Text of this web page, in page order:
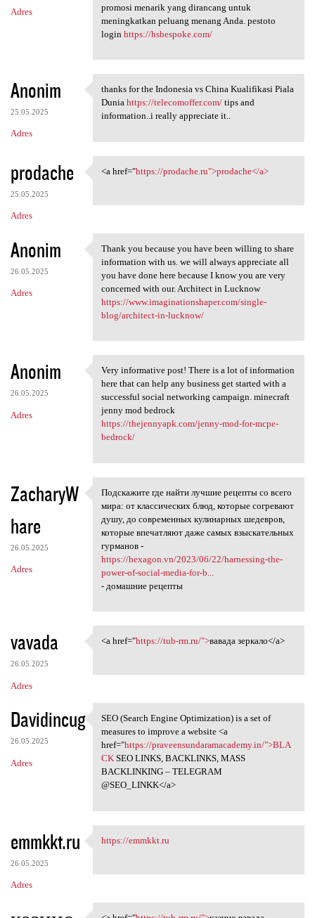
Adres
promosi menarik yang dirancang untuk
meningkatkan peluang menang Anda. pestoto
login https://hsbespoke.com/
Anonim
25.05.2025
Adres
thanks for the Indonesia vs
thanks for the Indonesia vs China Kualifikasi Piala
Dunia https://telecomoffer.com/tips and
information..i really appreciate it..
prodache
25.05.2025
Adres
<a href="https://prodache.ru"
<a href="https://prodache.ru">prodache</a>
Anonim
26.05.2025
Adres
Thank you because you have
Thank you because you have been willing to share
information with us. we will always appreciate all
you have done here because I know you are very
concerned with our. Architect in Lucknow
https://www.imaginationshaper.com/single-
blog/architect-in-lucknow/
Anonim
26.05.2025
Adres
Very informative post! There
Very informative post! There is a lot of information
here that can help any business get started with a
successful social networking campaign. minecraft
jenny mod bedrock
https://thejennyapk.com/jenny-mod-for-mcpe-
bedrock/
ZacharyW
hare
26.05.2025
Adres
Подскажите где найти лучшие
Подскажите где найти лучшие рецепты со всего
мира: от классических блюд, которые согревают
душу, до современных кулинарных шедевров,
которые впечатляют даже самых взыскательных
гурманов -
https://hexagon.vn/2023/06/22/harnessing-the-
power-of-social-media-for-b...
- домашние рецепты
vavada
26.05.2025
Adres
<a href="https://tub-rm.ru/"
<a href="https://tub-rm.ru/">вавада зеркало</a>
Davidincug
26.05.2025
Adres
SEO (Search Engine
SEO (Search Engine Optimization) is a set of
measures to improve a website <a
href="https://praveensundaramacademy.in/">BLA
CKSEO LINKS, BACKLINKS, MASS
BACKLINKING – TELEGRAM
@SEO_LINKK</a>
emmkkt.ru
26.05.2025
Adres
https://emmkkt.ru
https://emmkkt.ru